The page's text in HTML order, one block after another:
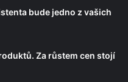
bude jedno z vašich
Za růstem cen stojí